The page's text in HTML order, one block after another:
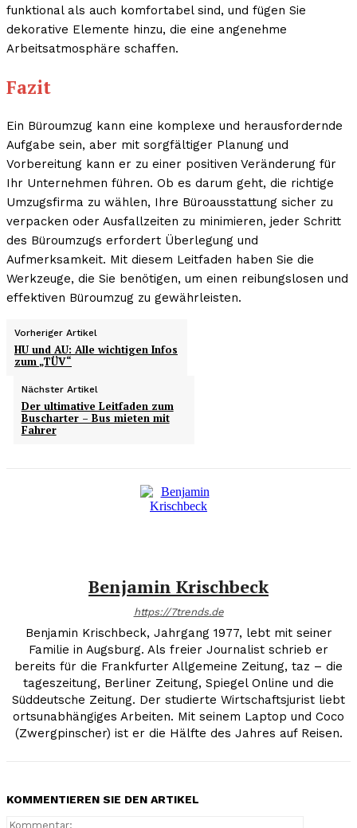
funktional als auch komfortabel sind, und fügen Sie
dekorative Elemente hinzu, die eine angenehme
Arbeitsatmosphäre schaffen.
Fazit
Ein Büroumzug kann eine komplexe und herausfordernde
Aufgabe sein, aber mit sorgfältiger Planung und
Vorbereitung kann er zu einer positiven Veränderung für
Ihr Unternehmen führen. Ob es darum geht, die richtige
Umzugsfirma zu wählen, Ihre Büroausstattung sicher zu
verpacken oder Ausfallzeiten zu minimieren, jeder Schritt
des Büroumzugs erfordert Überlegung und
Aufmerksamkeit. Mit diesem Leitfaden haben Sie die
Werkzeuge, die Sie benötigen, um einen reibungslosen und
effektiven Büroumzug zu gewährleisten.
Vorheriger Artikel
HU und AU: Alle wichtigen Infos
zum „TÜV“
Nächster Artikel
Der ultimative Leitfaden zum
Buscharter – Bus mieten mit
Fahrer
Benjamin Krischbeck
https://7trends.de
Benjamin Krischbeck, Jahrgang 1977, lebt mit seiner
Familie in Augsburg. Als freier Journalist schrieb er
bereits für die Frankfurter Allgemeine Zeitung, taz – die
tageszeitung, Berliner Zeitung, Spiegel Online und die
Süddeutsche Zeitung. Der studierte Wirtschaftsjurist liebt
ortsunabhängiges Arbeiten. Mit seinem Laptop und Coco
(Zwergpinscher) ist er die Hälfte des Jahres auf Reisen.
KOMMENTIEREN SIE DEN ARTIKEL